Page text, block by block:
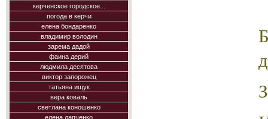
керченское городское...
погода в керчи
елена бондаренко
владимир володин
зарема дадой
фаина дерий
людмила десятова
виктор запорожец
татьяна ищук
вера коваль
светлана коношенко
елена лапченко